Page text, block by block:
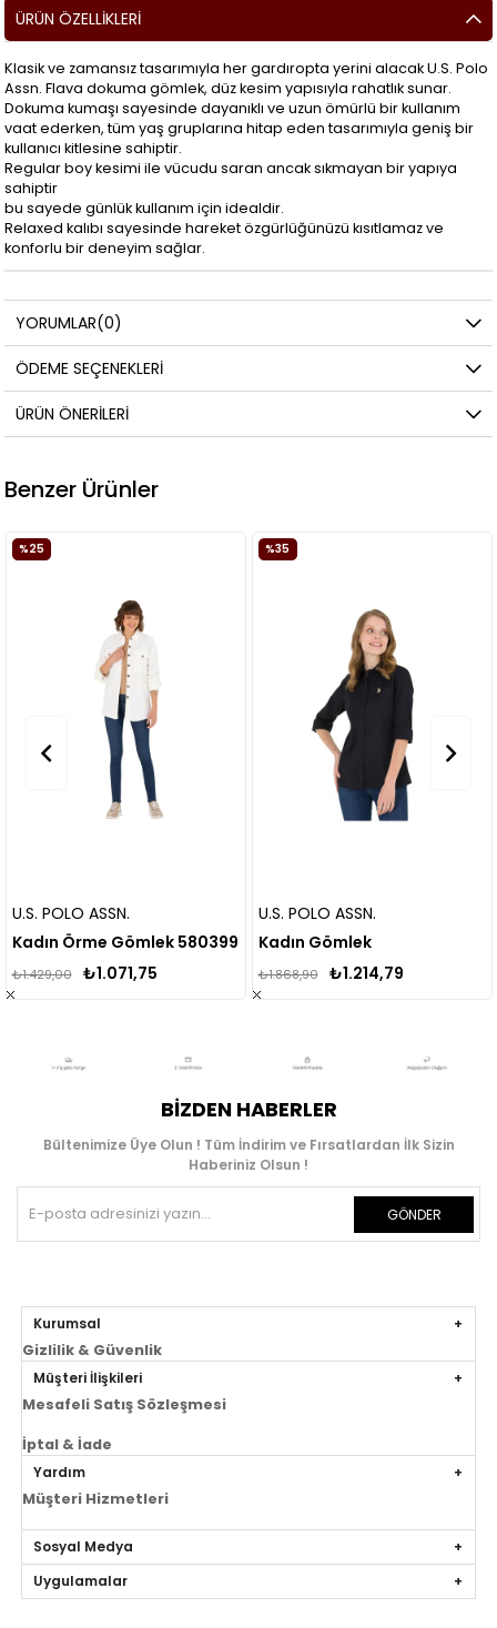
ÜRÜN ÖZELLIKLERI
Klasik ve zamansız tasarımıyla her gardıropta yerini alacak U.S. Polo
Assn. Flava dokuma gömlek, düz kesim yapısıyla rahatlık sunar.
Dokuma kumaşı sayesinde dayanıklı ve uzun ömürlü bir kullanım
vaat ederken, tüm yaş gruplarına hitap eden tasarımıyla geniş bir
kullanıcı kitlesine sahiptir.
Regular boy kesimi ile vücudu saran ancak sıkmayan bir yapıya
sahiptir
bu sayede günlük kullanım için idealdir.
Relaxed kalıbı sayesinde hareket özgürlüğünüzü kısıtlamaz ve
konforlu bir deneyim sağlar.
YORUMLAR(0)
ÖDEME SEÇENEKLERI
ÜRÜN ÖNERILERI
Benzer Ürünler
580399
U.S. POLO ASSN.
Kadın Gömlek
₺1.214,79
₺1.868,90
ONLY
₺2.699,00
BIZDEN HABERLER
Bültenimize Üye Olun ! Tüm İndirim ve Fırsatlardan İlk Sizin
Haberiniz Olsun !
GÖNDER
Kurumsal
Gizlilik & Güvenlik
Müşteri İlişkileri
Mesafeli Satış Sözleşmesi
İptal & İade
Yardım
Müşteri Hizmetleri
Sosyal Medya
Uygulamalar